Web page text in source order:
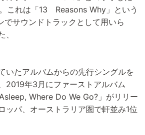
これは「13 Reasons Why」という
でサウンドトラックとして用いら
いたアルバムからの先行シングルを
2019年3月にファーストアルバム
Where Do We Go?」がリリー
ッパ、オーストラリア圏で軒並み1位